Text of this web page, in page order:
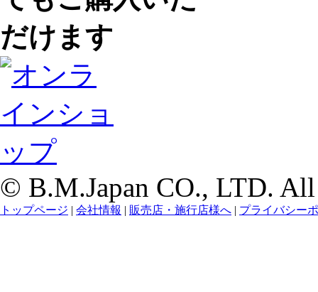
© B.M.Japan CO., LTD. All
トップページ | 会社情報 | 販売店・施行店様へ | プライバシー